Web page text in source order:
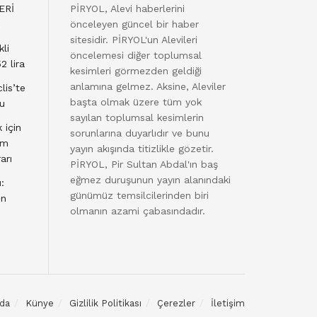
lira
için
PİRYOL, Alevi haberlerini
önceleyen güncel bir haber
sitesidir. PİRYOL'un Alevileri
öncelemesi diğer toplumsal
kesimleri görmezden geldiği
anlamına gelmez. Aksine, Aleviler
başta olmak üzere tüm yok
sayılan toplumsal kesimlerin
sorunlarına duyarlıdır ve bunu
yayın akışında titizlikle gözetir.
PİRYOL, Pir Sultan Abdal'ın baş
eğmez duruşunun yayın alanındaki
günümüz temsilcilerinden biri
olmanın azami çabasındadır.
Künye Gizlilik Politikası Çerezler İletişim